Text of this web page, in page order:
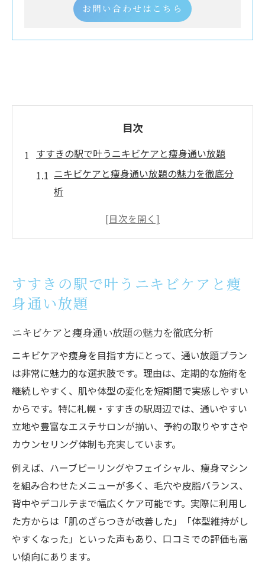
お問い合わせはこちら
目次
すすきの駅で叶うニキビケアと痩身通い放題
ニキビケアと痩身通い放題の魅力を徹底分
析
すすきの駅周辺で選ばれるピーリング施術
ピーリングと痩身エステの相乗効果を体感
する方法
ニキビケア重視の痩身プラン選びで失敗し
ないコツ
ピーリング体験を通じて美肌へ近づく秘訣
ニキビケアに最適なピーリング体験の流れ
とポイント
ピーリングで肌質改善を実感するための正
しい通い方
立する秘訣
通い放題で得られる美肌とスリム効果の真
実に迫る
ピーリング施術後のホームケアが美肌維持
の鍵
すすきの駅で叶うニキビケアと痩
身通い放題
ニキビケアと痩身通い放題の魅力を徹底分析
ニキビケアや痩身を目指す方にとって、通い放題プラン
は非常に魅力的な選択肢です。理由は、定期的な施術を
継続しやすく、肌や体型の変化を短期間で実感しやすい
からです。特に札幌・すすきの駅周辺では、通いやすい
立地や豊富なエステサロンが揃い、予約の取りやすさや
カウンセリング体制も充実しています。
例えば、ハーブピーリングやフェイシャル、痩身マシン
を組み合わせたメニューが多く、毛穴や皮脂バランス、
背中やデコルテまで幅広くケア可能です。実際に利用し
た方からは「肌のざらつきが改善した」「体型維持がし
やすくなった」といった声もあり、口コミでの評価も高
い傾向にあります。